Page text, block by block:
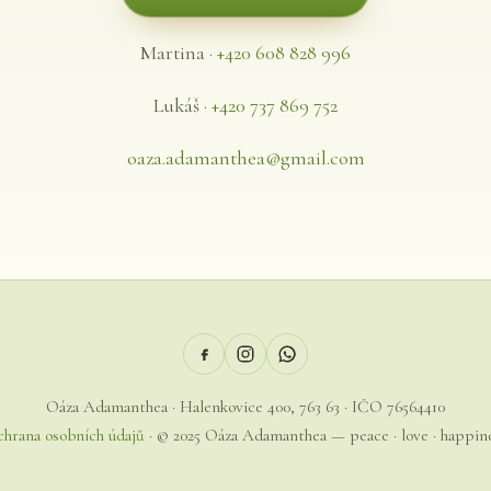
Martina · +420 608 828 996
Lukáš · +420 737 869 752
oaza.adamanthea@gmail.com
Oáza Adamanthea · Halenkovice 400, 763 63 · IČO 76564410
osobních údajů · © 2025 Oáza Adamanthea — peace · love ·